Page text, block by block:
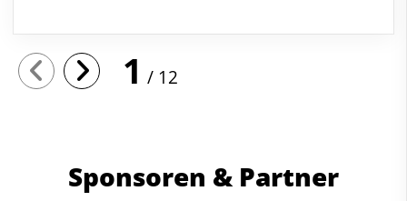
1 12
Sponsoren & Partner